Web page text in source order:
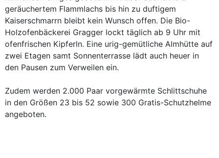
geräuchertem Flammlachs bis hin zu duftigem
Kaiserschmarrn bleibt kein Wunsch offen. Die Bio-
Holzofenbäckerei Gragger lockt täglich ab 9 Uhr mit
ofenfrischen Kipferln. Eine urig-gemütliche Almhütte auf
zwei Etagen samt Sonnenterrasse lädt auch heuer in
den Pausen zum Verweilen ein.
Zudem werden 2.000 Paar vorgewärmte Schlittschuhe
in den Größen 23 bis 52 sowie 300 Gratis-Schutzhelme
angeboten.